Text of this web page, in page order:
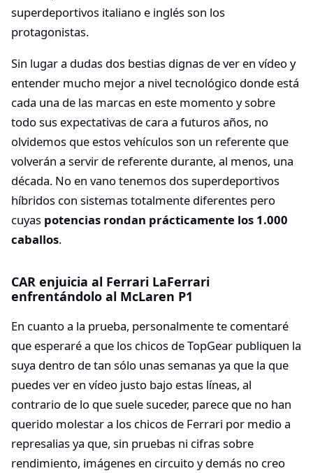
superdeportivos italiano e inglés son los
protagonistas.
Sin lugar a dudas dos bestias dignas de ver en vídeo y
entender mucho mejor a nivel tecnológico donde está
cada una de las marcas en este momento y sobre
todo sus expectativas de cara a futuros años, no
olvidemos que estos vehículos son un referente que
volverán a servir de referente durante, al menos, una
década. No en vano tenemos dos superdeportivos
híbridos con sistemas totalmente diferentes pero
cuyas potencias rondan prácticamente los 1.000
caballos.
CAR enjuicia al Ferrari LaFerrari
enfrentándolo al McLaren P1
En cuanto a la prueba, personalmente te comentaré
que esperaré a que los chicos de TopGear publiquen la
suya dentro de tan sólo unas semanas ya que la que
puedes ver en vídeo justo bajo estas líneas, al
contrario de lo que suele suceder, parece que no han
querido molestar a los chicos de Ferrari por medio a
represalias ya que, sin pruebas ni cifras sobre
rendimiento, imágenes en circuito y demás no creo